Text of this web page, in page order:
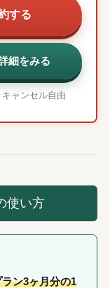
する
細をみる
ャンセル自由
使い方
ン3ヶ月分の1